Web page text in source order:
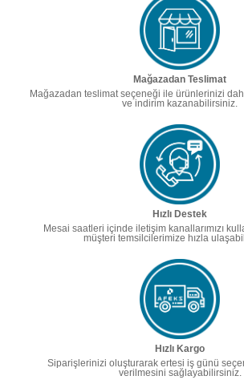
Mağazadan Teslimat
Mağazadan teslimat seçeneği ile ürünlerinizi
ve indirim kazanabilirsiniz.
Hızlı Destek
Mesai saatleri içinde iletişim kanallarımızı
müşteri temsilcilerimize hızla
Hızlı Kargo
Siparişlerinizi oluşturarak ertesi iş günü
verilmesini sağlayabilirsiniz.